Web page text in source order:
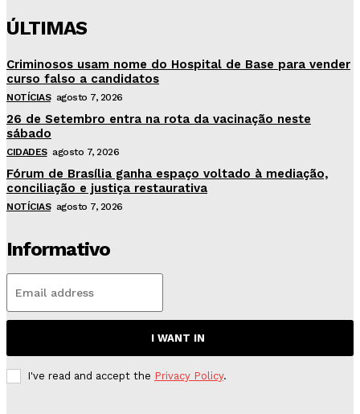
ÚLTIMAS
Criminosos usam nome do Hospital de Base para vender
curso falso a candidatos
NOTÍCIAS agosto 7, 2026
26 de Setembro entra na rota da vacinação neste
sábado
CIDADES agosto 7, 2026
Fórum de Brasília ganha espaço voltado à mediação,
conciliação e justiça restaurativa
NOTÍCIAS agosto 7, 2026
Informativo
I WANT IN
I've read and accept the Privacy Policy.